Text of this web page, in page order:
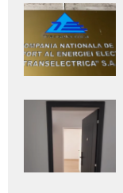
Adaugă
aici textul
pentru
subtitlu
Adaugă
aici textul
pentru
subtitlu